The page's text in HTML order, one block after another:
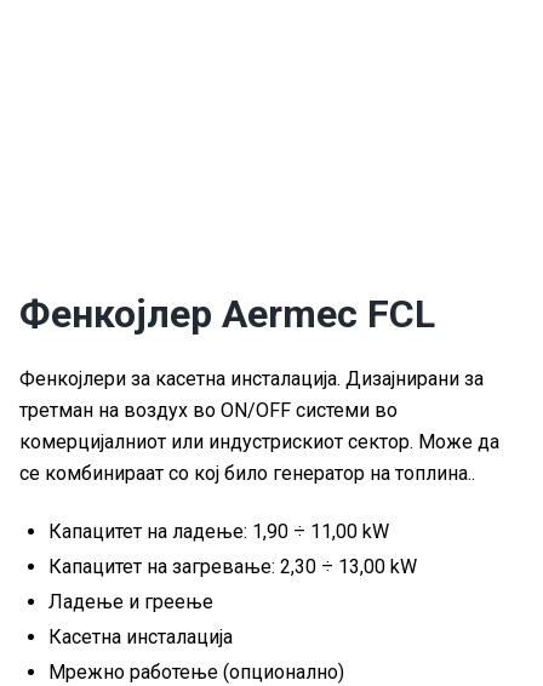
Фенкојлер Aermec FCL
Фенкојлери за касетна инсталација. Дизајнирани за
третман на воздух во ON/OFF системи во
комерцијалниот или индустрискиот сектор. Може да
се комбинираат со кој било генератор на топлина..
Капацитет на ладење: 1,90 ÷ 11,00 kW
Капацитет на загревање: 2,30 ÷ 13,00 kW
Ладење и греење
Касетна инсталација
Мрежно работење (опционално)